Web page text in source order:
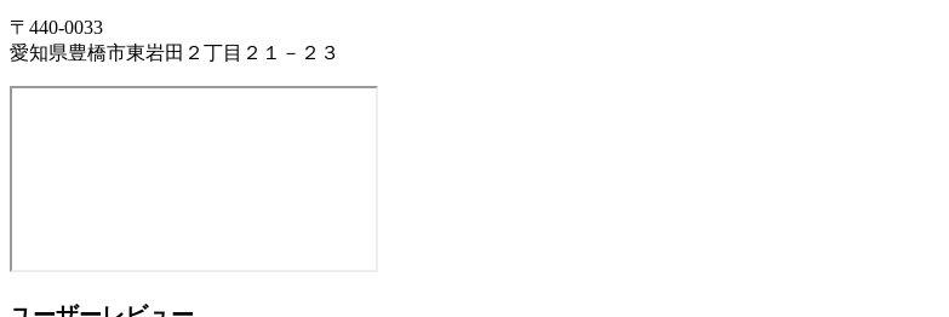
〒440-0033
愛知県豊橋市東岩田２丁目２１－２３